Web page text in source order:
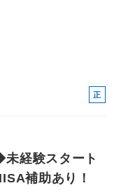
正
未経験スタート
補助あり！